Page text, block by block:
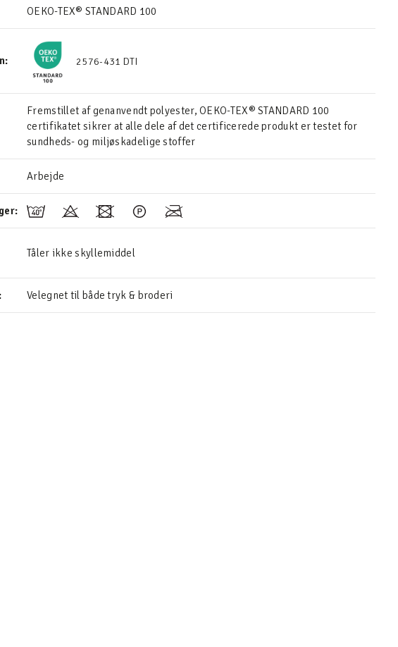
OEKO-TEX® STANDARD 100
2576-431 DTI
Fremstillet af genanvendt polyester, OEKO-TEX® STANDARD 100
certifikatet sikrer at alle dele af det certificerede produkt er testet for
sundheds- og miljøskadelige stoffer
Arbejde
Tåler ikke skyllemiddel
Velegnet til både tryk & broderi